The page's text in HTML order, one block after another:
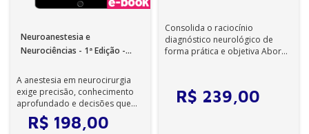
Neuroanestesia e
Neurociências - 1ª Edição -
A anestesia em neurocirurgia
exige precisão, conhecimento
aprofundado e decisões que
impactam diretamente o
desfecho neu...
R$ 198,00
Consolida o raciocínio
diagnóstico neurológico de
forma prática e objetiva Aborda
R$ 239,00